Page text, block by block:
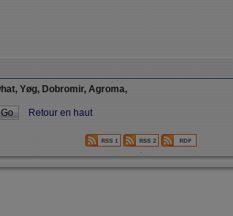
Yøg, Dobromir, Agroma,
Retour en haut
.